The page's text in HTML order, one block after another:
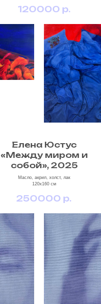
120000 р.
Елена Юстус
«Между миром и
собой», 2025
Масло, акрил, холст, лак
120х160 см
250000 р.